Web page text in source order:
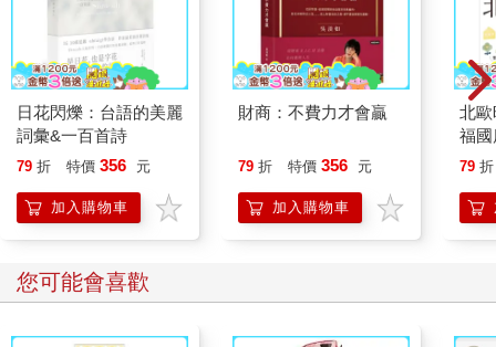
日花閃爍：台語的美麗
詞彙&一百首詩
79 折 特價 356 元
加入購物車
財商：不費力才會贏
79 折 特價 356 元
加入購物車
北
福
79 折
您可能會喜歡